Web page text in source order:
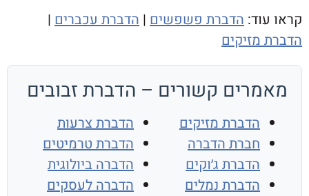
הדברת פשפשים|הדברת עכברים |
קשורים – הדברת זבובים
הדברת מזיקים
חברת הדברה
הדברת ג׳וקים
הדברת נמלים
הדברת צרעות
הדברת טרמיטים
הדברה ביולוגית
הדברה לעסקים